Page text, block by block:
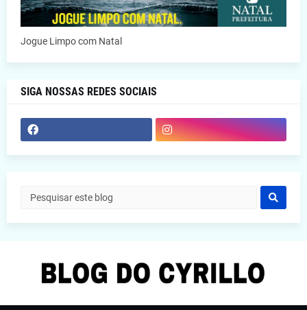
Jogue Limpo com Natal
SIGA NOSSAS REDES SOCIAIS